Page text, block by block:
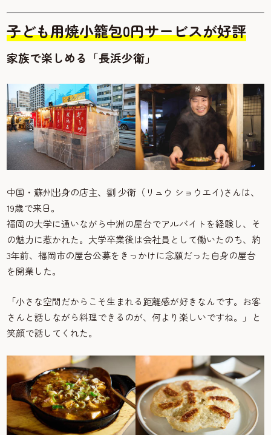
子ども用焼小籠包0円サービスが好評
家族で楽しめる「長浜少衛」
中国・蘇州出身の店主、劉 少衛（リュウ ショウエイ)さんは、
19歳で来日。
福岡の大学に通いながら中洲の屋台でアルバイトを経験し、そ
の魅力に惹かれた。大学卒業後は会社員として働いたのち、約
3年前、福岡市の屋台公募をきっかけに念願だった自身の屋台
を開業した。
「小さな空間だからこそ生まれる距離感が好きなんです。お客
さんと話しながら料理できるのが、何より楽しいですね。」と
笑顔で話してくれた。